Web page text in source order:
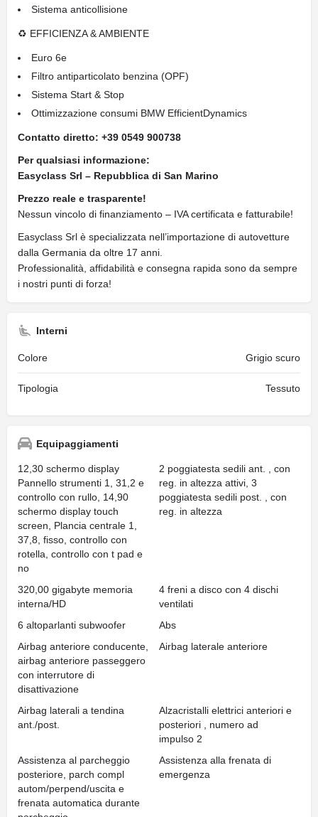
Sistema anticollisione
♻ EFFICIENZA & AMBIENTE
Euro 6e
Filtro antiparticolato benzina (OPF)
Sistema Start & Stop
Ottimizzazione consumi BMW EfficientDynamics
Contatto diretto: +39 0549 900738
Per qualsiasi informazione:
Easyclass Srl – Repubblica di San Marino
Prezzo reale e trasparente!
Nessun vincolo di finanziamento – IVA certificata e fatturabile!
Easyclass Srl è specializzata nell’importazione di autovetture
dalla Germania da oltre 17 anni.
Professionalità, affidabilità e consegna rapida sono da sempre
i nostri punti di forza!
Interni
Colore Grigio scuro
Tipologia Tessuto
Equipaggiamenti
12,30 schermo display
Pannello strumenti 1, 31,2 e
controllo con rullo, 14,90
schermo display touch
screen, Plancia centrale 1,
37,8, fisso, controllo con
rotella, controllo con t pad e
no
2 poggiatesta sedili ant. , con
reg. in altezza attivi, 3
poggiatesta sedili post. , con
reg. in altezza
320,00 gigabyte memoria
interna/HD
4 freni a disco con 4 dischi
ventilati
6 altoparlanti subwoofer
Abs
Airbag anteriore conducente,
airbag anteriore passeggero
con interrutore di
disattivazione
Airbag laterale anteriore
Airbag laterali a tendina
ant./post.
Alzacristalli elettrici anteriori e
posteriori , numero ad
impulso 2
Assistenza al parcheggio
posteriore, parch compl
autom/perpend/uscita e
frenata automatica durante
Assistenza alla frenata di
emergenza